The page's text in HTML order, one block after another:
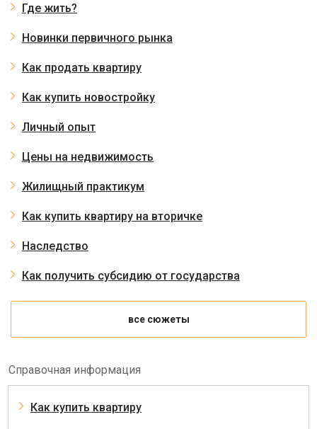
Где жить?
Новинки первичного рынка
Как продать квартиру
Как купить новостройку
Личный опыт
Цены на недвижимость
Жилищный практикум
Как купить квартиру на вторичке
Наследство
Как получить субсидию от государства
все сюжеты
Справочная информация
Как купить квартиру